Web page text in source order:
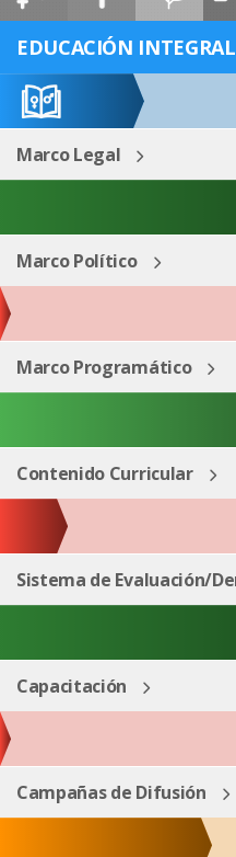
ESP
EDUCACIÓN
Marco Legal
Marco Político
Marco Programático
Contenido Curricular
Sistema de Evaluación/
Capacitación
Campañas de Difusión